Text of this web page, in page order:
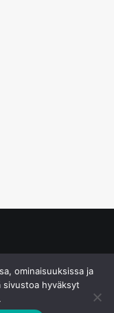
ominaisuuksissa ja
sivustoa hyväksyt